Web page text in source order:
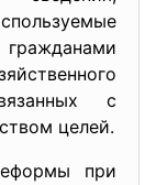
с
целей.
при